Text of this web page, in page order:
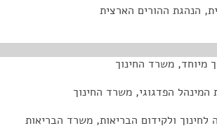
הנהגת ההורים הארצית
מיוחד, משרד החינוך
הפדגוגי, משרד החינוך
ולקידום הבריאות, משרד הבריאות